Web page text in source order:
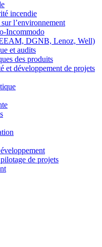
incendie
l’environnement
Incommodo
DGNB, Lenoz, Well)
et audits
des produits
et développement de projets
de projets